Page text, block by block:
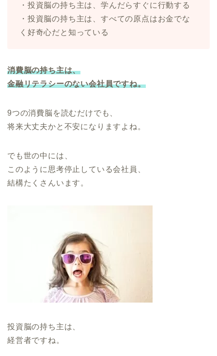
・投資脳の持ち主は、学んだらすぐに行動する
・投資脳の持ち主は、すべての原点はお金でな
く好奇心だと知っている
消費脳の持ち主は、
金融リテラシーのない会社員ですね。
9つの消費脳を読むだけでも、
将来大丈夫かと不安になりますよね。
でも世の中には、
このように思考停止している会社員、
結構たくさんいます。
投資脳の持ち主は、
経営者ですね。